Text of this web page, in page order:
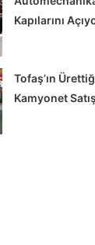
Kapılarını
Tofaş’ın
Kamyonet